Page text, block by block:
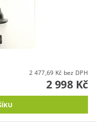
2 477,69 Kč bez DPH
2 998 Kč